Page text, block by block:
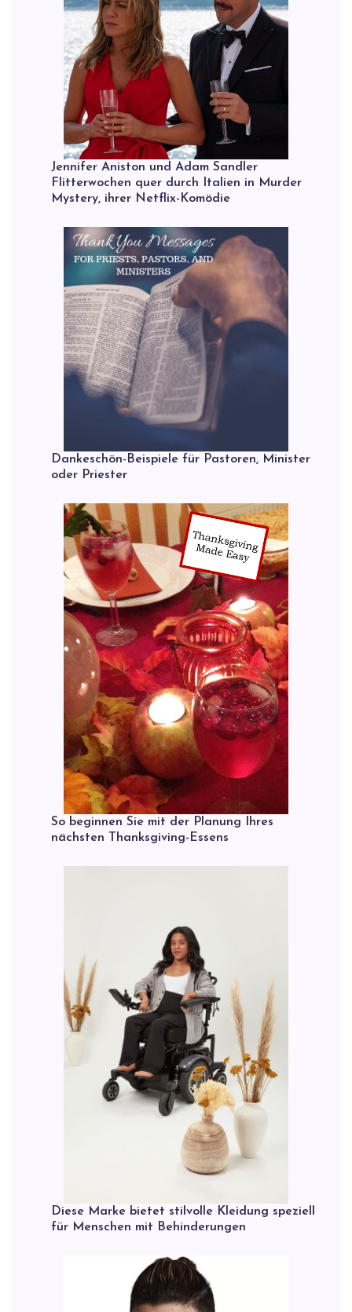
Jennifer Aniston und Adam Sandler
Flitterwochen quer durch Italien in Murder
Mystery, ihrer Netflix-Komödie
Dankeschön-Beispiele für Pastoren, Minister
oder Priester
So beginnen Sie mit der Planung Ihres
nächsten Thanksgiving-Essens
Diese Marke bietet stilvolle Kleidung speziell
für Menschen mit Behinderungen